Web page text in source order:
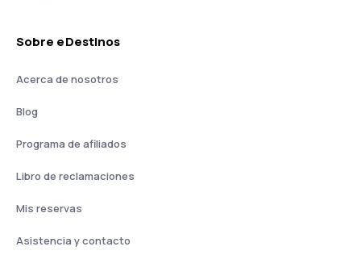
Sobre eDestinos
Acerca de nosotros
Blog
Programa de afiliados
Libro de reclamaciones
Mis reservas
Asistencia y contacto